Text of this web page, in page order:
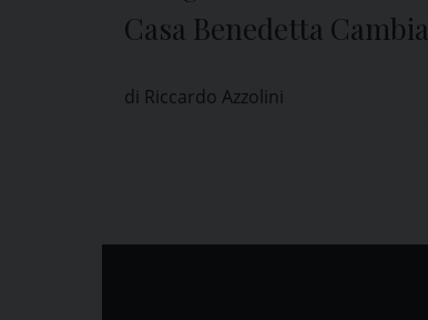
Casa Benedetta
di Riccardo Azzolini